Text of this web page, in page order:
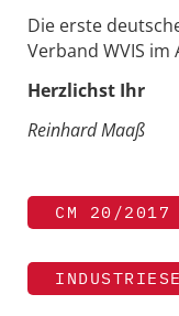
Die erste
Verband WVIS im
Herzlichst Ihr
Reinhard Maaß
CM 20/2017